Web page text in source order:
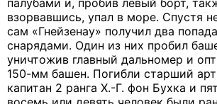
взорвавшись, упал в море. Спустя
сам «Гнейзенау» получил два
снарядами. Один из них пробил
уничтожив главный дальномер и
150-мм башен. Погибли старший
капитан 2 ранга Х.-Г. фон Бухка и